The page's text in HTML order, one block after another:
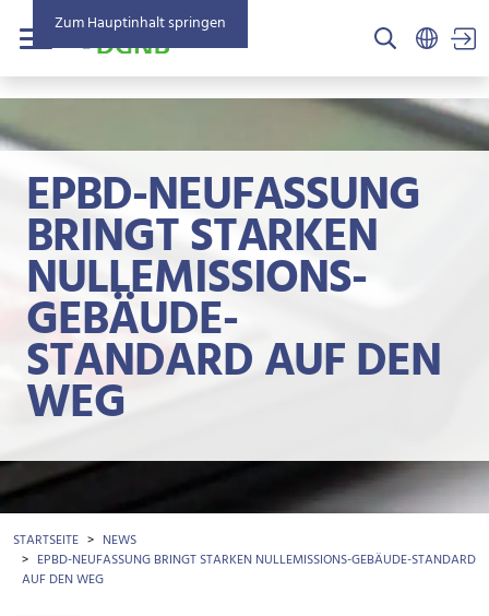
Zum Hauptinhalt springen
Menü
EPBD-NEUFASSUNG
BRINGT STARKEN
NULLEMISSIONS-
GEBÄUDE-
STANDARD AUF DEN
WEG
BROTKRÜMEL
STARTSEITE
NEWS
EPBD-NEUFASSUNG BRINGT STARKEN NULLEMISSIONS-GEBÄUDE-STANDARD
AUF DEN WEG